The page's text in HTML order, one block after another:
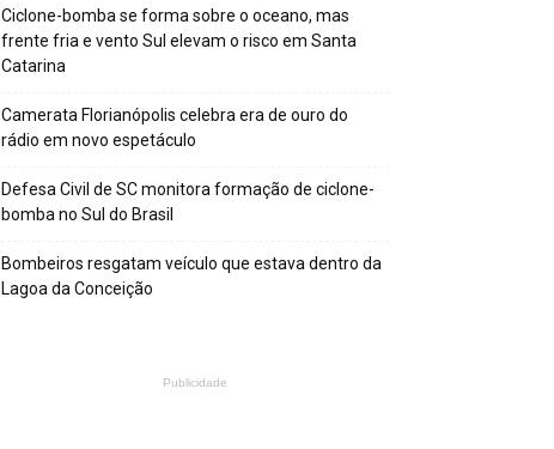
Ciclone-bomba se forma sobre o oceano, mas
frente fria e vento Sul elevam o risco em Santa
Catarina
Camerata Florianópolis celebra era de ouro do
rádio em novo espetáculo
Defesa Civil de SC monitora formação de ciclone-
bomba no Sul do Brasil
Bombeiros resgatam veículo que estava dentro da
Lagoa da Conceição
Publicidade